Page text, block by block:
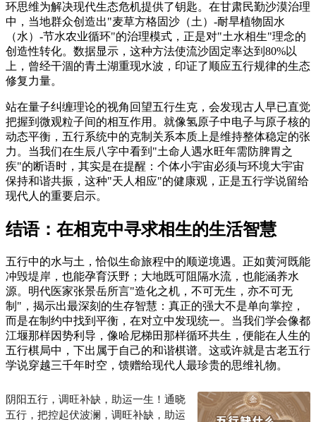
环思维为解决现代生态危机提供了钥匙。在甘肃民勤沙漠治理
中，当地群众创造出"麦草方格固沙（土）-耐旱植物固水
（水）-节水农业循环"的治理模式，正是对"土水相生"理念的
创造性转化。数据显示，这种方法使流沙固定率达到80%以
上，曾经干涸的青土湖重现水波，印证了顺应五行规律的生态
修复力量。
站在量子纠缠理论的视角回望五行生克，会发现古人早已直觉
把握到微观粒子间的相互作用。就像氢原子中电子与原子核的
动态平衡，五行系统中的克制关系本质上是维持整体稳定的张
力。当我们在生辰八字中看到"土命人遇水旺年需防脾胃之
疾"的断语时，其实是在提醒：个体小宇宙必须与环境大宇宙
保持和谐共振，这种"天人相应"的健康观，正是五行学说留给
现代人的重要启示。
结语：在相克中寻求相生的生活智慧
五行中的水与土，恰似生命旅程中的顺逆境遇。正如黄河既能
冲毁堤岸，也能孕育沃野；大地既可阻隔水流，也能涵养水
源。明代医家张景岳所言"造化之机，不可无生，亦不可无
制"，揭示出最深刻的生存智慧：真正的强大不是单向掌控，
而是在制约中找到平衡，在对立中发现统一。当我们学会像都
江堰那样因势利导，像哈尼梯田那样循环共生，便能在人生的
五行棋局中，下出属于自己的和谐棋谱。这或许就是古老五行
学说穿越三千年时空，馈赠给现代人最珍贵的思维礼物。
阴阳五行，调旺补缺，助运一生！通晓
五行，把控起伏波澜，调旺补缺，助运